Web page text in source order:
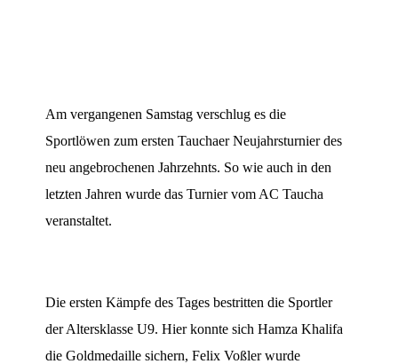
Am vergangenen Samstag verschlug es die
Sportlöwen zum ersten Tauchaer Neujahrsturnier des
neu angebrochenen Jahrzehnts. So wie auch in den
letzten Jahren wurde das Turnier vom AC Taucha
veranstaltet.
Die ersten Kämpfe des Tages bestritten die Sportler
der Altersklasse U9. Hier konnte sich Hamza Khalifa
die Goldmedaille sichern, Felix Voßler wurde